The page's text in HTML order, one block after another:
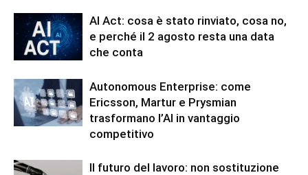
AI Act: cosa è stato rinviato, cosa no,
e perché il 2 agosto resta una data
che conta
Autonomous Enterprise: come
Ericsson, Martur e Prysmian
trasformano l’AI in vantaggio
competitivo
Il futuro del lavoro: non sostituzione